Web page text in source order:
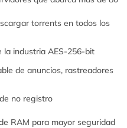
torrents en todos los
la industria AES-256-bit
de anuncios, rastreadores
no registro
RAM para mayor seguridad